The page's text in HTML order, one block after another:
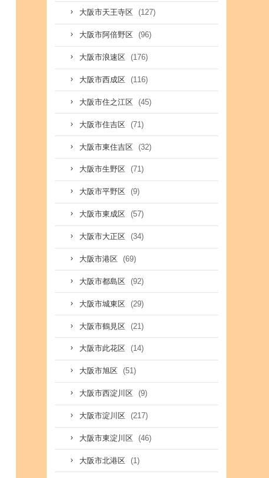
大阪市天王寺区 (127)
大阪市阿倍野区 (96)
大阪市浪速区 (176)
大阪市西成区 (116)
大阪市住之江区 (45)
大阪市住吉区 (71)
大阪市東住吉区 (32)
大阪市生野区 (71)
大阪市平野区 (9)
大阪市東成区 (57)
大阪市大正区 (34)
大阪市港区 (69)
大阪市都島区 (92)
大阪市城東区 (29)
大阪市鶴見区 (21)
大阪市此花区 (14)
大阪市旭区 (51)
大阪市西淀川区 (9)
大阪市淀川区 (217)
大阪市東淀川区 (46)
大阪市北港区 (1)